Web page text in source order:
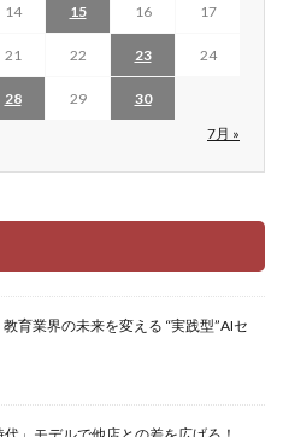
7月 »
14 15 16 17
21 22 23 24
28 29 30
育業界の未来を変える “実践型”AIセ